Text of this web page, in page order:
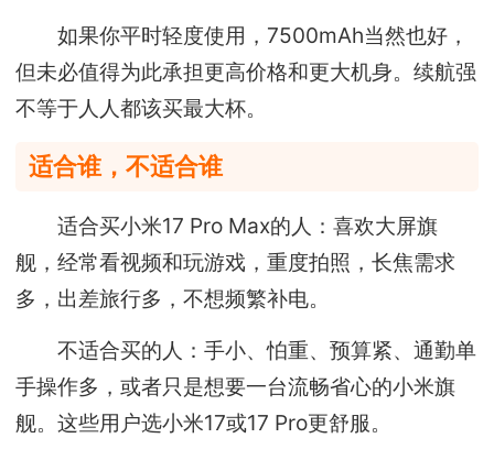
如果你平时轻度使用，7500mAh当然也好，
但未必值得为此承担更高价格和更大机身。续航强
不等于人人都该买最大杯。
适合谁，不适合谁
适合买小米17 Pro Max的人：喜欢大屏旗
舰，经常看视频和玩游戏，重度拍照，长焦需求
多，出差旅行多，不想频繁补电。
不适合买的人：手小、怕重、预算紧、通勤单
手操作多，或者只是想要一台流畅省心的小米旗
舰。这些用户选小米17或17 Pro更舒服。